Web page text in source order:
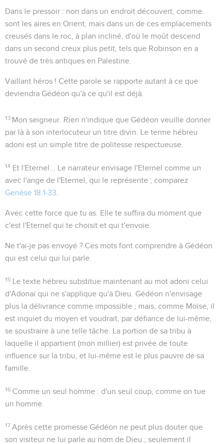
Dans le pressoir : non dans un endroit découvert, comme
sont les aires en Orient, mais dans un de ces emplacements
creusés dans le roc, à plan incliné, d'où le moût descend
dans un second creux plus petit, tels que Robinson en a
trouvé de très antiques en Palestine.
Vaillant héros ! Cette parole se rapporte autant à ce que
deviendra Gédéon qu'à ce qu'il est déjà.
13 Mon seigneur . Rien n'indique que Gédéon veuille donner
par là à son interlocuteur un titre divin. Le terme hébreu
adoni est un simple titre de politesse respectueuse.
14 Et l'Eternel...
Le narrateur envisage l'Eternel comme un
avec l'ange de l'Eternel, qui le représente ; comparez
Genèse 18.1-33
Avec cette force que tu as . Elle te suffira du moment que
c'est l'Eternel qui te choisit et qui t'envoie.
Ne t'ai-je pas envoyé ? Ces mots font comprendre à Gédéon
qui est celui qui lui parle.
15 Le texte hébreu substitue maintenant au mot adoni celui
d'Adonaï qui ne s'applique qu'à Dieu. Gédéon n'envisage
plus la délivrance comme impossible ; mais, comme Moïse, il
est inquiet du moyen et voudrait, par défiance de lui-même,
se soustraire à une telle tâche. La portion de sa tribu à
laquelle il appartient (mon millier) est privée de toute
influence sur la tribu, et lui-même est le plus pauvre de sa
famille.
16 Comme un seul homme : d'un seul coup, comme on tue
un homme.
17 Après cette promesse Gédéon ne peut plus douter que
son visiteur ne lui parle au nom de Dieu ; seulement il